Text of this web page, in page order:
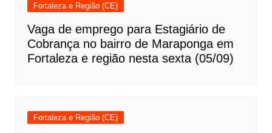
Fortaleza e Região (CE)
Vaga de emprego para Estagiário de
Cobrança no bairro de Maraponga em
Fortaleza e região nesta sexta (05/09)
Fortaleza e Região (CE)